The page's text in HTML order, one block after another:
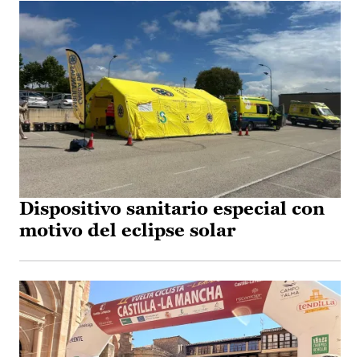
Dispositivo sanitario especial con
motivo del eclipse solar